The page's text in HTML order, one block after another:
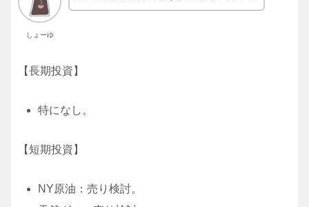
しょーゆ
【長期投資】
特になし。
【短期投資】
NY原油：売り検討。